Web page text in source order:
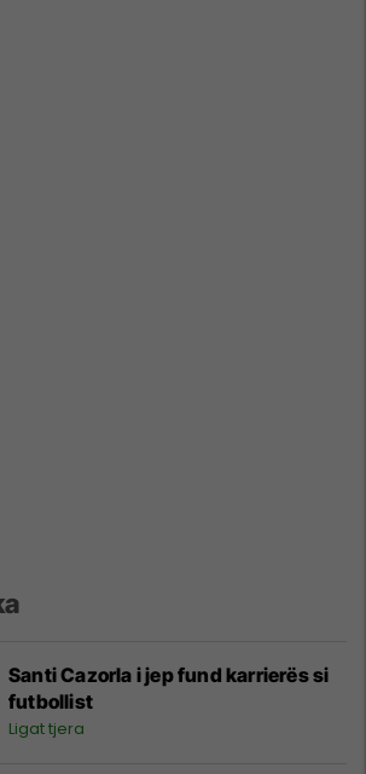
Santi Cazorla i jep fund karrierës si
futbollist
Ligat tjera